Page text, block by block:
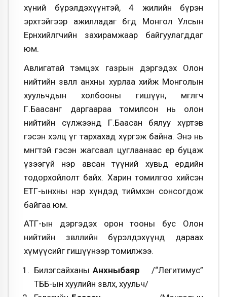
хүний бүрэлдэхүүнтэй, 4 жилийн бүрэн
эрхтэйгээр ажилладаг бөгөөд Монгол Улсын
Ерөнхийлөгчийн захирамжаар байгуулагддаг
юм.
Авлигатай тэмцэх газрын дэргэдэх Олон
нийтийн зөвлөл анхны хурлаа хийж Монголын
хуульчдын холбооны гишүүн, өмгөөлөгч
Г.Баасанг даргаараа томилсон нь олон
нийтийн сүлжээнд Г.Баасан бялуу хүртэв
гэсэн хэлц үг тархахад хүргэж байна. Энэ нь
мөнгөтэй гэсэн жагсаал цуглаанаас ер буцаж
үзээгүй нэр авсан түүний хувьд ердийн
тодорхойлолт байх. Харин томилгоо хийсэн
ЕТГ-ынхны нэр хүндэд тиймхэн сонсогдож
байгаа юм.
АТГ-ын дэргэдэх орон тооны бус Олон
нийтийн зөвлөлийн бүрэлдэхүүнд дараах
хүмүүсийг гишүүнээр томилжээ.
Билэгсайханы Анхныбаяр /“Легитимус”
ТББ-ын хуулийн зөвлөх, хуульч/